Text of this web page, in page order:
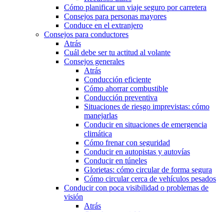
Cómo planificar un viaje seguro por carretera
Consejos para personas mayores
Conduce en el extranjero
Consejos para conductores
Atrás
Cuál debe ser tu actitud al volante
Consejos generales
Atrás
Conducción eficiente
Cómo ahorrar combustible
Conducción preventiva
Situaciones de riesgo imprevistas: cómo
manejarlas
Conducir en situaciones de emergencia
climática
Cómo frenar con seguridad
Conducir en autopistas y autovías
Conducir en túneles
Glorietas: cómo circular de forma segura
Cómo circular cerca de vehículos pesados
Conducir con poca visibilidad o problemas de
visión
Atrás